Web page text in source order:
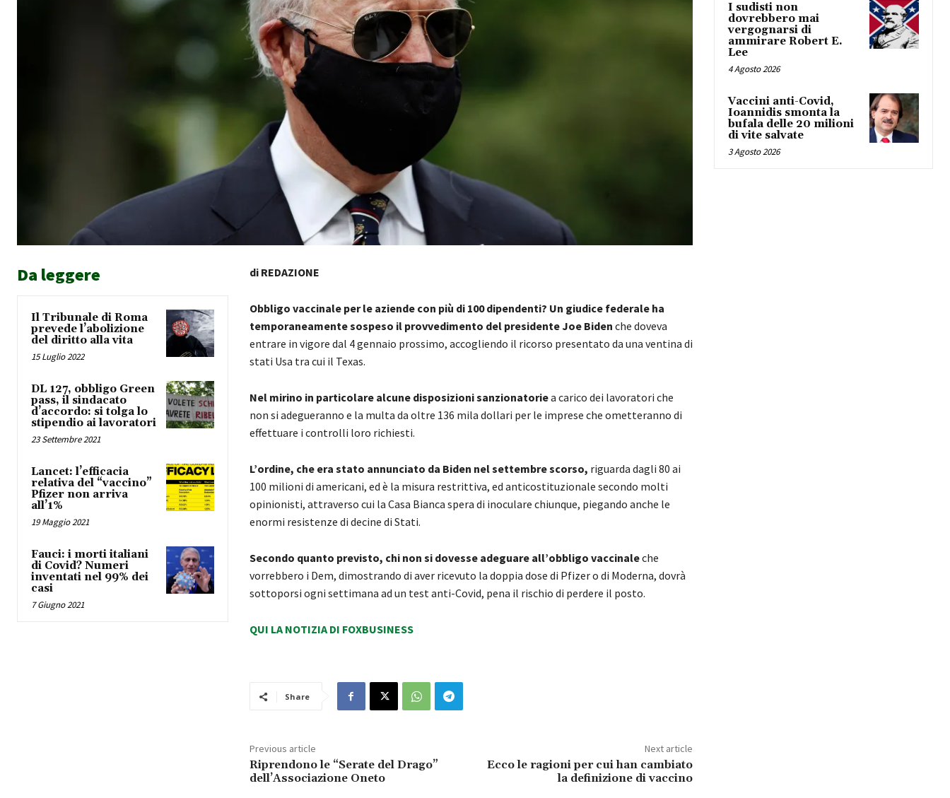
Da leggere
Il Tribunale di Roma
prevede l’abolizione
del diritto alla vita
15 Luglio 2022
DL 127, obbligo Green
pass, il sindacato
d’accordo: si tolga lo
stipendio ai lavoratori
23 Settembre 2021
Lancet: l’efficacia
relativa del “vaccino”
Pfizer non arriva
all’1%
19 Maggio 2021
Fauci: i morti italiani
di Covid? Numeri
inventati nel 99% dei
casi
7 Giugno 2021
di REDAZIONE
Obbligo vaccinale per le aziende con più di 100 dipendenti? Un giudice federale ha
temporaneamente sospeso il provvedimento del presidente Joe Biden che doveva
entrare in vigore dal 4 gennaio prossimo, accogliendo il ricorso presentato da una ventina di
stati Usa tra cui il Texas.
Nel mirino in particolare alcune disposizioni sanzionatoriea carico dei lavoratori che
non si adegueranno e la multa da oltre 136 mila dollari per le imprese che ometteranno di
effettuare i controlli loro richiesti.
L’ordine, che era stato annunciato da Biden nel settembre scorso, riguarda dagli 80 ai
100 milioni di americani, ed è la misura restrittiva, ed anticostituzionale secondo molti
opinionisti, attraverso cui la Casa Bianca spera di inoculare chiunque, piegando anche le
enormi resistenze di decine di Stati.
Secondo quanto previsto, chi non si dovesse adeguare all’obbligo vaccinaleche
vorrebbero i Dem, dimostrando di aver ricevuto la doppia dose di Pfizer o di Moderna, dovrà
sottoporsi ogni settimana ad un test anti-Covid, pena il rischio di perdere il posto.
QUI LA NOTIZIA DI FOXBUSINESS
Share
Previous article
Riprendono le “Serate del Drago”
dell’Associazione Oneto
Next article
Ecco le ragioni per cui han cambiato
la definizione di vaccino
I sudisti non
dovrebbero mai
vergognarsi di
ammirare Robert E.
Lee
4 Agosto 2026
Vaccini anti-Covid,
Ioannidis smonta la
bufala delle 20 milioni
di vite salvate
3 Agosto 2026